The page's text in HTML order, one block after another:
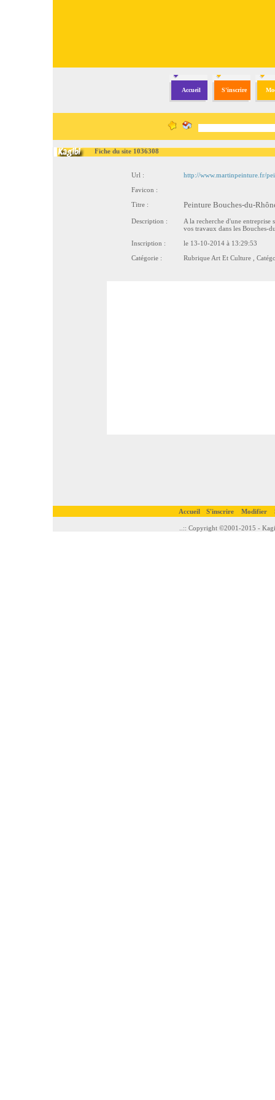
Accueil S'inscrire
Fiche du site 1036308
Url :
http://www.martinpeinture.fr/
Favicon :
Titre :
Peinture Bouches-du-
Description :
A la recherche d'une entreprise
vos travaux dans les Bouches-
Inscription :
le 13-10-2014 à 13:29:53
Catégorie :
Rubrique Art Et Culture,
Accueil S'inscrire Modifier
..:: Copyright ©2001-2015 -